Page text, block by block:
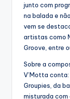
junto com
na balada e
vem se
artistas como
Groove, entre
Sobre a
V’Motta
Groupies, da
misturada com